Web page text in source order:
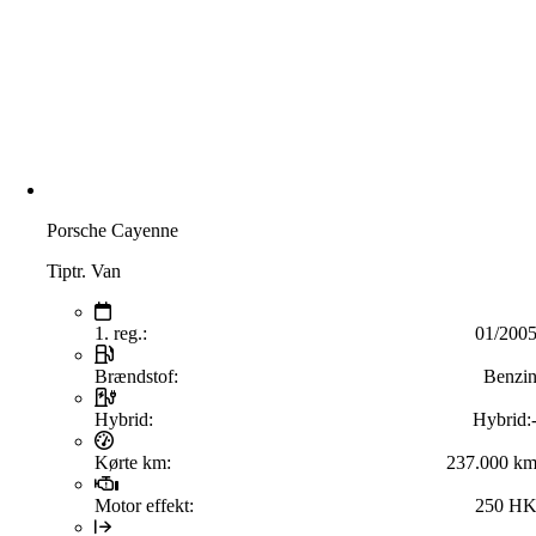
Porsche Cayenne
Tiptr. Van
1. reg.: 01/2005
Brændstof: Benzin
Hybrid: Hybrid:-
Kørte km: 237.000 km
Motor effekt: 250 HK